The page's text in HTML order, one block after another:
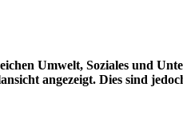
Umwelt, Soziales und
angezeigt. Dies sind